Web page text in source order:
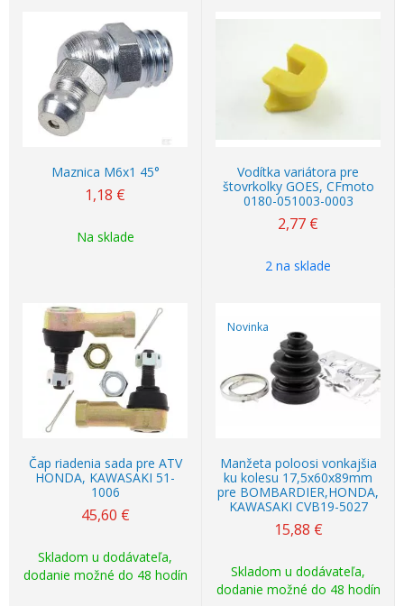
Maznica M6x1 45°
1,18 €
Na sklade
Vodítka variátora pre
štovrkolky GOES, CFmoto
0180-051003-0003
2,77 €
2 na sklade
Čap riadenia sada pre ATV
HONDA, KAWASAKI 51-
1006
45,60 €
Skladom u dodávateľa,
dodanie možné do 48 hodín
Novinka
Manžeta poloosi vonkajšia
ku kolesu 17,5x60x89mm
pre BOMBARDIER,HONDA,
KAWASAKI CVB19-5027
15,88 €
Skladom u dodávateľa,
dodanie možné do 48 hodín